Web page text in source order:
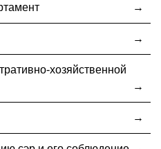
хозяйственной